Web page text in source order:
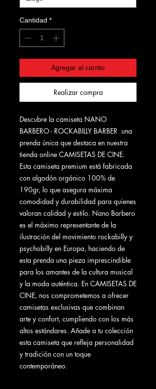
Cantidad *
Agregar al carrito
Realizar compra
Descubre la camiseta NANO
BARBERO - ROCKABILLY BARBER una
prenda única que destaca en nuestra
tienda online CAMISETAS DE CINE.
Esta camiseta premium está fabricada
con algodón orgánico 100% de
190gr, lo que asegura máxima
comodidad y durabilidad para quienes
valoran calidad y estilo. Nano Barbero
es el máximo representante de la
ilustración del movimiento rockabilly y
psychobilly en Europa, haciendo de
esta prenda una pieza imprescindible
para los amantes de la cultura musical
y la moda auténtica. En CAMISETAS DE
CINE, nos comprometemos a ofrecer
camisetas exclusivas que combinan
arte y confort, cumpliendo con los más
altos estándares. Añade a tu colección
esta camiseta que refleja personalidad
y tradición con un toque
contemporáneo.